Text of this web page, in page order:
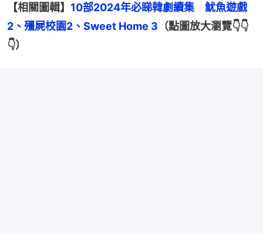
【相關圖輯】 10部2024年必睇韓劇續集　魷魚遊戲
2、殭屍校園2、Sweet Home 3 （點圖放大瀏覽👇👇
👇）